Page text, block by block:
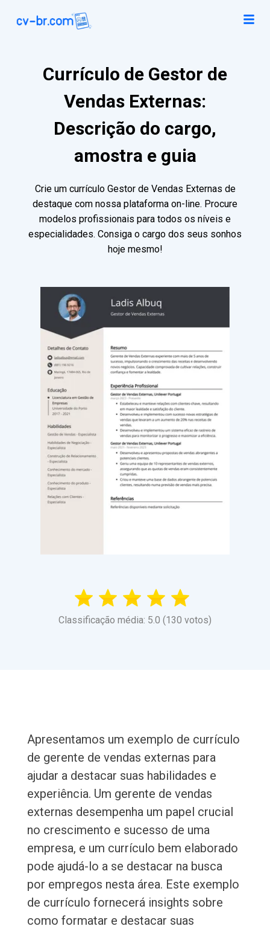
Currículo de Gestor de
Vendas Externas:
Descrição do cargo,
amostra e guia
Crie um currículo Gestor de Vendas Externas de
destaque com nossa plataforma on-line. Procure
modelos profissionais para todos os níveis e
especialidades. Consiga o cargo dos seus sonhos
hoje mesmo!
Classificação média: 5.0 (130 votos)
Apresentamos um exemplo de currículo
de gerente de vendas externas para
ajudar a destacar suas habilidades e
experiência. Um gerente de vendas
externas desempenha um papel crucial
no crescimento e sucesso de uma
empresa, e um currículo bem elaborado
pode ajudá-lo a se destacar na busca
por empregos nesta área. Este exemplo
de currículo fornecerá insights sobre
como formatar e destacar suas